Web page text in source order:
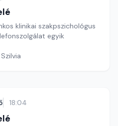
klinikai szakpszichológus
egyik
18:04